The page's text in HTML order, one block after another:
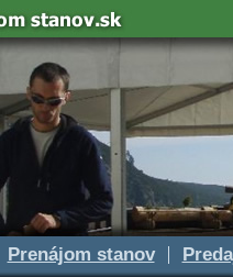
Prenájom stanov